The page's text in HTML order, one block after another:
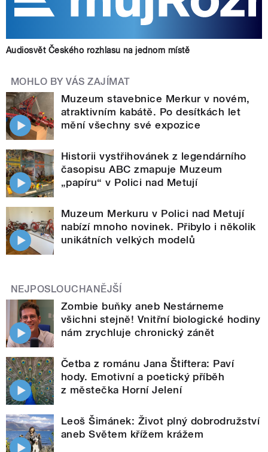
Audiosvět Českého rozhlasu na jednom místě
MOHLO BY VÁS ZAJÍMAT
Muzeum stavebnice Merkur v novém,
atraktivním kabátě. Po desítkách let
mění všechny své expozice
Historii vystřihovánek z legendárního
časopisu ABC zmapuje Muzeum
„papíru“ v Polici nad Metují
Muzeum Merkuru v Polici nad Metují
nabízí mnoho novinek. Přibylo i několik
unikátních velkých modelů
NEJPOSLOUCHANĚJŠÍ
Zombie buňky aneb Nestárneme
všichni stejně! Vnitřní biologické hodiny
nám zrychluje chronický zánět
Četba z románu Jana Štiftera: Paví
hody. Emotivní a poetický příběh
z městečka Horní Jelení
Leoš Šimánek: Život plný dobrodružství
aneb Světem křížem krážem